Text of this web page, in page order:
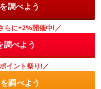
調べよう
らに+2%開催中!／
調べよう
イント祭り!／
調べよう